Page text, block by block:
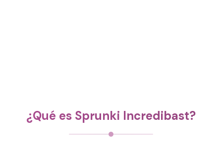
¿Qué es Sprunki Incredibast?